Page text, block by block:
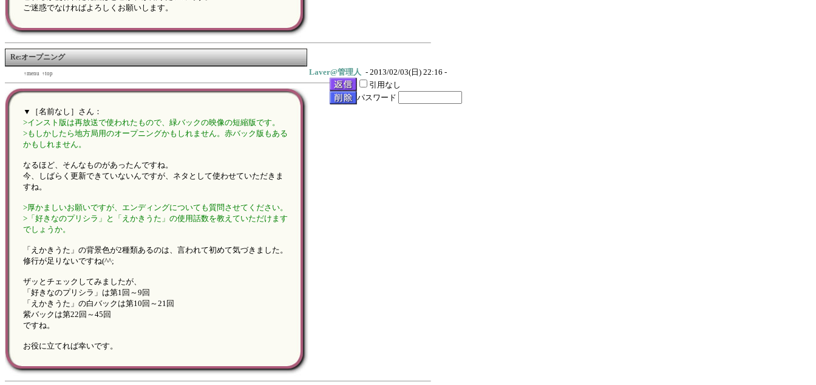
ご迷惑でなければよろしくお願いします。
Re:オープニング
↑menu ↑top Laver@管理人 - 2013/02/03(日) 22:16 -
引用なし
パスワード
▼［名前なし］さん：
>インスト版は再放送で使われたもので、緑バックの映像の短縮版です。
>もしかしたら地方局用のオープニングかもしれません。赤バック版もある
かもしれません。
なるほど、そんなものがあったんですね。
今、しばらく更新できていないんですが、ネタとして使わせていただきま
すね。
>厚かましいお願いですが、エンディングについても質問させてください。
>「好きなのプリシラ」と「えかきうた」の使用話数を教えていただけます
でしょうか。
「えかきうた」の背景色が2種類あるのは、言われて初めて気づきました。
修行が足りないですね(^^;
ザッとチェックしてみましたが、
「好きなのプリシラ」は第1回～9回
「えかきうた」の白バックは第10回～21回
紫バックは第22回～45回
ですね。
お役に立てれば幸いです。